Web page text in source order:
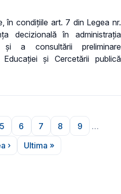
în condiţiile art. 7 din Legea nr.
decizională în administraţia
a consultării preliminare
Educaţiei și Cercetării publică
Pagina
5
Pagina
6
Pagina
7
Pagina
8
Pagina
9 …
următoare
›
Ultima pagină
Ultima »